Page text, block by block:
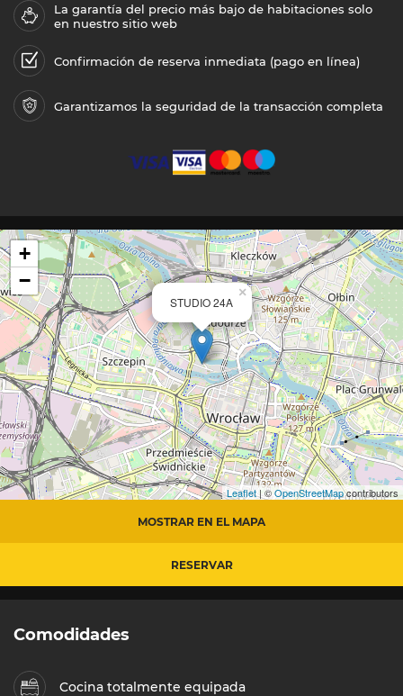
La garantía del precio más bajo de habitaciones solo
en nuestro sitio web
Confirmación de reserva inmediata (pago en línea)
Garantizamos la seguridad de la transacción completa
STUDIO 24A
×
+
−
Leaflet| ©OpenStreetMapcontributors
MOSTRAR EN EL MAPA
RESERVAR
Comodidades
Cocina totalmente equipada